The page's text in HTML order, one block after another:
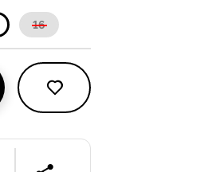
16